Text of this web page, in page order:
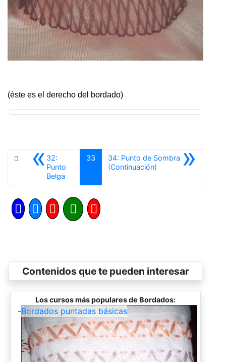
(éste es el derecho del bordado)
«32:
Punto
Belga
33 »
34: Punto de Sombra
(Continuación)Siguiente
Contenidos que te pueden interesar
Los cursos más populares de Bordados:
-Bordados puntadas básicas